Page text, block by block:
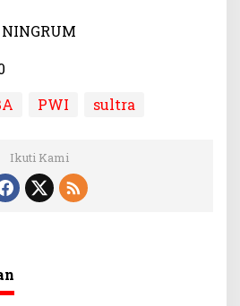
PWI sultra
Ikuti Kami